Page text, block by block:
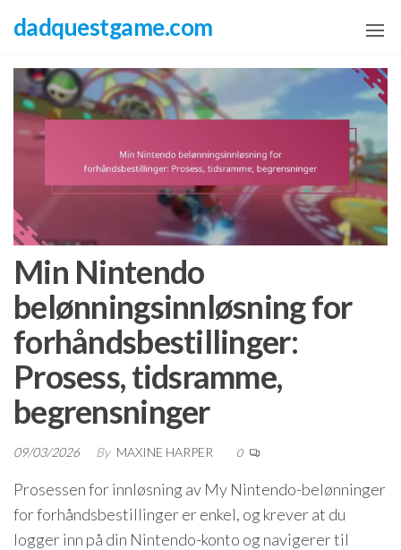
content
dadquestgame.com
Min Nintendo
belønningsinnløsning for
forhåndsbestillinger:
Prosess, tidsramme,
begrensninger
09/03/2026 By MAXINE HARPER 0
Prosessen for innløsning av My Nintendo-belønninger
for forhåndsbestillinger er enkel, og krever at du
logger inn på din Nintendo-konto og navigerer til